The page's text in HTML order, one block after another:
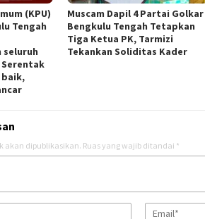
(KPU)
Tengah
seluruh
baik,
Muscam Dapil 4 Partai Golkar
Bengkulu Tengah Tetapkan
Tiga Ketua PK, Tarmizi
Tekankan Soliditas Kader
akan dipublikasikan. Ruas yang wajib ditandai *